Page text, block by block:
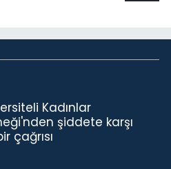
Kadınlar
şiddete karşı
çağrısı